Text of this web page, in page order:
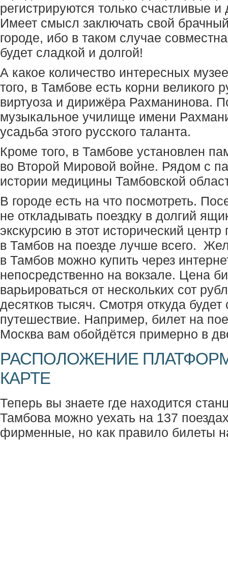
регистрируются только счастливые
Имеет смысл заключать свой
городе, ибо в таком случае
будет сладкой и долгой!
А какое количество интересных
того, в Тамбове есть корни великого
виртуоза и дирижёра Рахманинова.
музыкальное училище имени
усадьба этого русского таланта.
Кроме того, в Тамбове установлен
во Второй Мировой войне. Рядом с
истории медицины Тамбовской
В городе есть на что посмотреть.
не откладывать поездку в долгий
экскурсию в этот исторический центр
в Тамбов на поезде лучше всего.
в Тамбов можно купить через
непосредственно на вокзале. Цена
варьироваться от нескольких сот
десятков тысяч. Смотря откуда будет
путешествие. Например, билет на
Москва вам обойдётся примерно в
РАСПОЛОЖЕНИЕ
КАРТЕ
Теперь вы знаете где находится
Тамбова можно уехать на 137
фирменные, но как правило билеты